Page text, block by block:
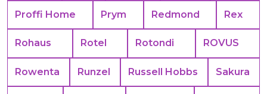
Proffi Home Prym Redmond Rex
Rohaus Rotel Rotondi ROVUS
Rowenta Runzel Russell Hobbs Sakura